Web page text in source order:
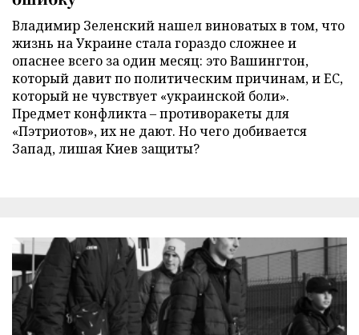
Владимир Зеленский нашел виноватых в том, что
жизнь на Украине стала гораздо сложнее и
опаснее всего за один месяц: это Вашингтон,
который давит по политическим причинам, и ЕС,
который не чувствует «украинской боли».
Предмет конфликта – противоракеты для
«Пэтриотов», их не дают. Но чего добивается
Запад, лишая Киев защиты?